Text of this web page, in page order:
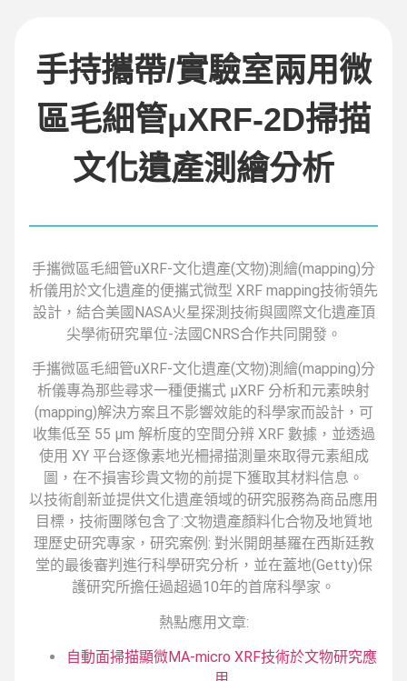
手持攜帶/實驗室兩用微
區毛細管μXRF-2D掃描
文化遺產測繪分析
手攜微區毛細管uXRF-文化遺產(文物)測繪(mapping)分
析儀用於文化遺產的便攜式微型 XRF mapping技術領先
設計，結合美國NASA火星探測技術與國際文化遺產頂
尖學術研究單位-法國CNRS合作共同開發。
手攜微區毛細管uXRF-文化遺產(文物)測繪(mapping)分
析儀專為那些尋求一種便攜式 µXRF 分析和元素映射
(mapping)解決方案且不影響效能的科學家而設計，可
收集低至 55 µm 解析度的空間分辨 XRF 數據，並透過
使用 XY 平台逐像素地光柵掃描測量來取得元素組成
圖，在不損害珍貴文物的前提下獲取其材料信息。
以技術創新並提供文化遺產領域的研究服務為商品應用
目標，技術團隊包含了:文物遺產顏料化合物及地質地
理歷史研究專家，研究案例: 對米開朗基羅在西斯廷教
堂的最後審判進行科學研究分析，並在蓋地(Getty)保
護研究所擔任過超過10年的首席科學家。
熱點應用文章:
自動面掃描顯微MA-micro XRF技術於文物研究應